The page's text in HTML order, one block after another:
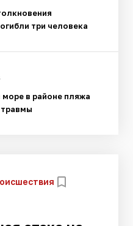
три человека
в районе пляжа
травмы